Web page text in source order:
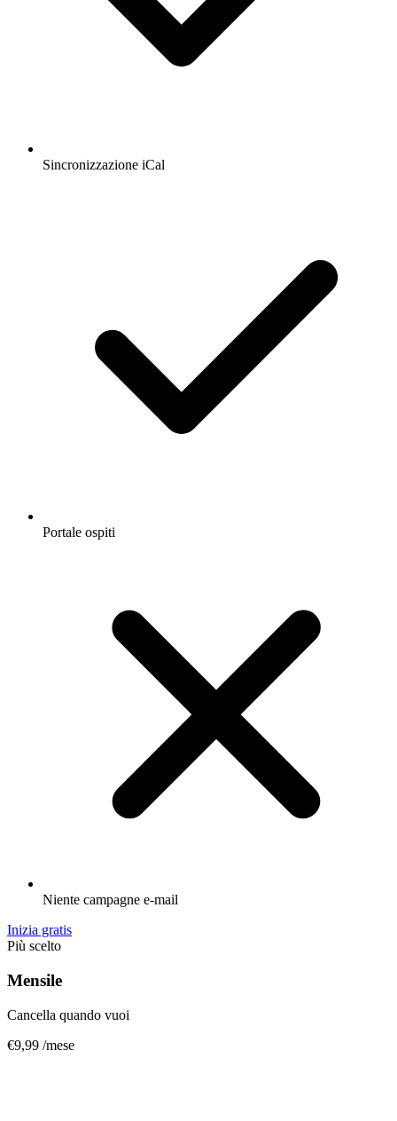
Sincronizzazione iCal
Portale ospiti
Niente campagne e-mail
Inizia gratis
Più scelto
Mensile
Cancella quando vuoi
€9,99 /mese